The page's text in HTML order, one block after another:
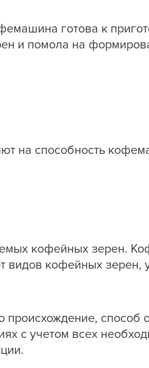
готова к
и помола на
на способность
кофейных зерен.
видов кофейных зерен,
способ
с учетом всех